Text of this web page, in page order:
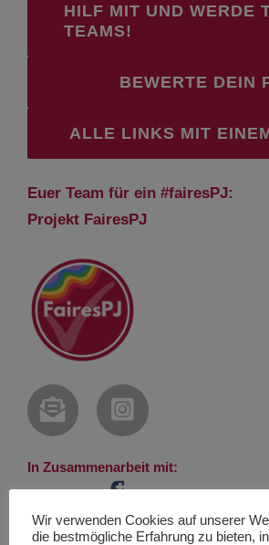
HILF MIT UND WERDE
TEAMS!
BEWERTE DEIN
ALLE LINKS MIT
Euer Team für ein #fairesPJ:
Projekt FairesPJ
In Zusammenarbeit mit:
Wir verwenden Cookies auf unserer
die bestmögliche Erfahrung zu bieten,